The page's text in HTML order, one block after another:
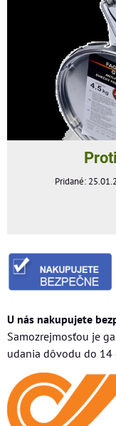
Pridané:
U nás nakupujete
Samozrejmosťou je
udania dôvodu do 14